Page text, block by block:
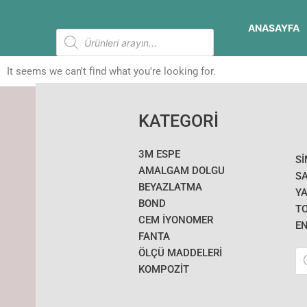
Products
search
ANASAYFA
It seems we can't find what you're looking for.
KATEGORİ
3M ESPE
AMALGAM DOLGU
BEYAZLATMA
BOND
CEM İYONOMER
FANTA
ÖLÇÜ MADDELERI
KOMPOZİT